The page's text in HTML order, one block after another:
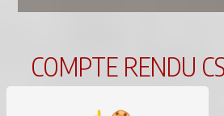
COMPTE RENDU
DE LIBOURNE